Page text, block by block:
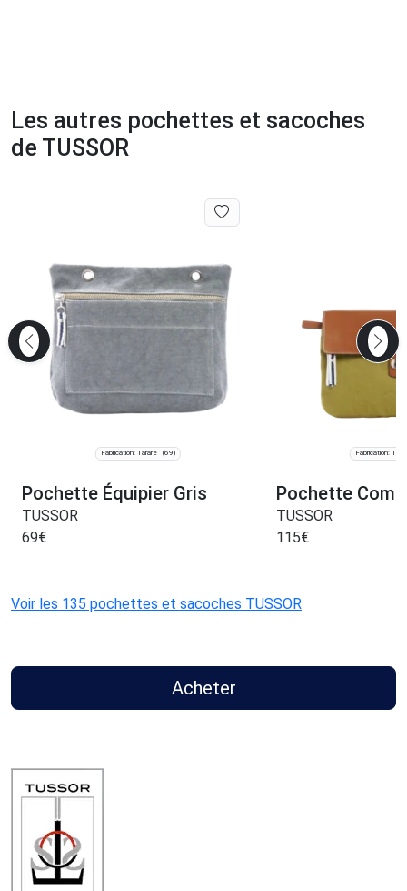
Les autres pochettes et sacoches
de TUSSOR
Fabrication: Tarare (69)
Pochette Équipier Gris
TUSSOR
69€
Fabrication:
Pochette
TUSSOR
115€
Voir les 135 pochettes et sacoches TUSSOR
Acheter